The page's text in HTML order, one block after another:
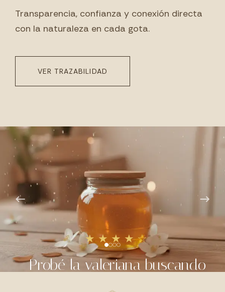
Transparencia, confianza y conexión directa
con la naturaleza en cada gota.
VER TRAZABILIDAD
★★★★☆
Probé la valeriana buscando
← →